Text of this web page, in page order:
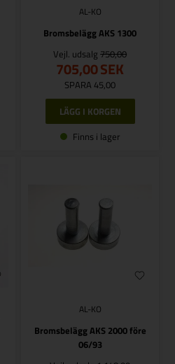
AL-KO
Bromsbelägg AKS 1300
Vejl. udsalg750,00
705,00SEK
SPARA 45,00
Finns i lager
AL-KO
Bromsbelägg AKS 2000 före
06/93